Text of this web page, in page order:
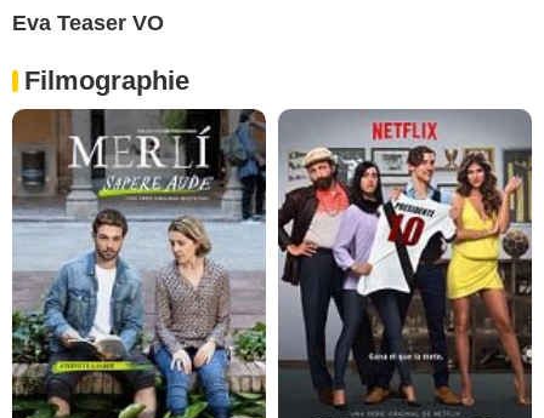
Eva Teaser VO
Filmographie